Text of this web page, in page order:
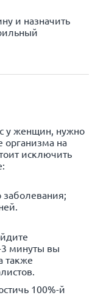
и назначить
у женщин, нужно
организма на
исключить
заболевания;
3 минуты вы
также
100%-й